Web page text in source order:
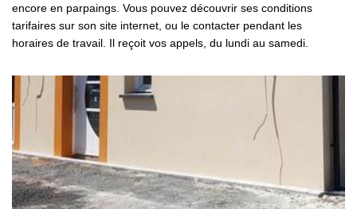
encore en parpaings. Vous pouvez découvrir ses conditions
tarifaires sur son site internet, ou le contacter pendant les
horaires de travail. Il reçoit vos appels, du lundi au samedi.